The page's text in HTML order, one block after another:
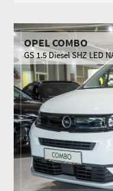
OPEL COMBO
GS 1.5 Diesel SHZ LED